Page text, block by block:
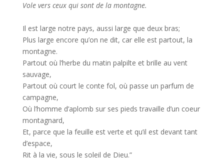
Vole vers ceux qui sont de la montagne.
Il est large notre pays, aussi large que deux bras;
Plus large encore qu’on ne dit, car elle est partout, la
montagne.
Partout où l’herbe du matin palpilte et brille au vent
sauvage,
Partout où court le conte fol, où passe un parfum de
campagne,
Où l’homme d’aplomb sur ses pieds travaille d’un coeur
montagnard,
Et, parce que la feuille est verte et qu’il est devant tant
d’espace,
Rit à la vie, sous le soleil de Dieu.”